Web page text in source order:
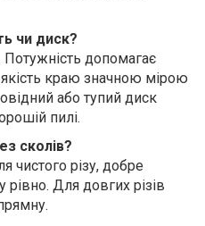
чи диск?
допомагає
краю значною мірою
або тупий диск
пилі.
сколів?
чистого різу, добре
рівно. Для довгих різів